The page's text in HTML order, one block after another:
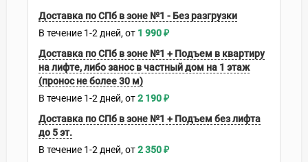
Доставка по СПб в зоне №1 - Без разгрузки
В течение 1-2 дней 1 990₽
Доставка по СПб в зоне №1 + Подъем в квартиру
на лифте, либо занос в частный дом на 1 этаж
(пронос не более 30 м)
В течение 1-2 дней 2 190₽
Доставка по СПб в зоне №1 + Подъем без лифта
до 5 эт.
В течение 1-2 дней 2 350₽